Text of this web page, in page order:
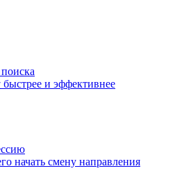
и эффективнее
начать смену направления